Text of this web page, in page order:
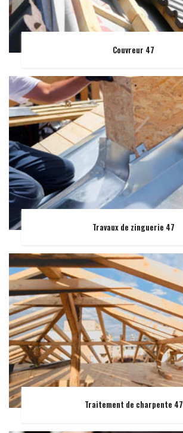
Couvreur 47
Travaux de zinguerie 47
Traitement de charpente 47